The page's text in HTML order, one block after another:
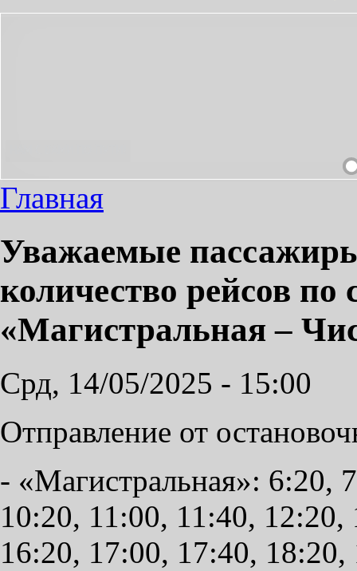
Главная
Уважаемые
количество рейсов
«Магистральная –
Срд, 14/05/2025 - 15:00
Отправление от
- «Магистральная»: 6:20,
10:20, 11:00, 11:40,
16:20, 17:00, 17:40, 18:20,